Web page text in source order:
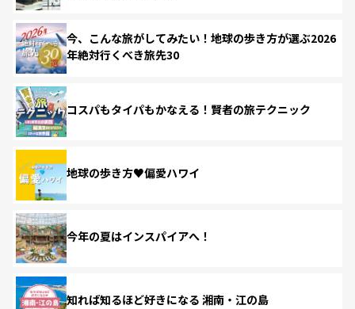
今、こんな旅がしてみたい！地球の歩き方が選ぶ2026
年絶対行くべき旅先30
コスパもタイパもかなえる！賢者の旅テクニック
地球の歩き方♥偏愛ハワイ
今年の夏はインスパイアへ！
知れば知るほど好きになる 湘南・江の島